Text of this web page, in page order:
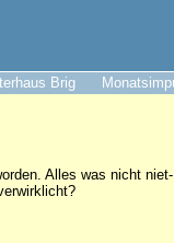
Brig
Alles was nicht